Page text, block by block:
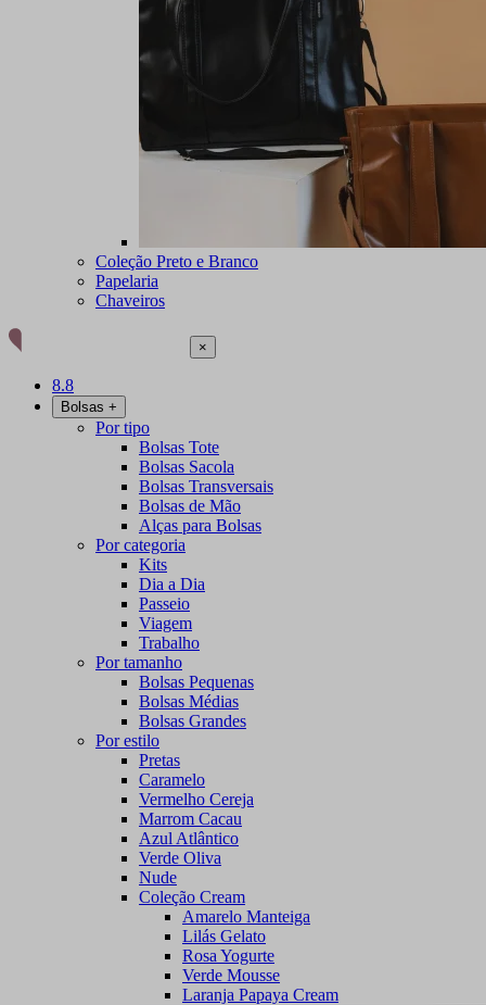
Coleção Preto e Branco
Papelaria
Chaveiros
×
8.8
Bolsas +
Por tipo
Bolsas Tote
Bolsas Sacola
Bolsas Transversais
Bolsas de Mão
Alças para Bolsas
Por categoria
Kits
Dia a Dia
Passeio
Viagem
Trabalho
Por tamanho
Bolsas Pequenas
Bolsas Médias
Bolsas Grandes
Por estilo
Pretas
Caramelo
Vermelho Cereja
Marrom Cacau
Azul Atlântico
Verde Oliva
Nude
Coleção Cream
Amarelo Manteiga
Lilás Gelato
Rosa Yogurte
Verde Mousse
Laranja Papaya Cream